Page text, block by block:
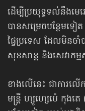
ដើម្បីប្រយុទ្ធទល់នឹងមេ
បានសម្រេចបន្ថែមទ
ផ្ទៃប្រទេស ដែល​មិន​ចាំ
សុខសាន្ដ និងសេវាកម្
ខាងលើនេះ ជាការល
មន្ត្រី ហ្សូហ្សេប៉េ កុងតេ